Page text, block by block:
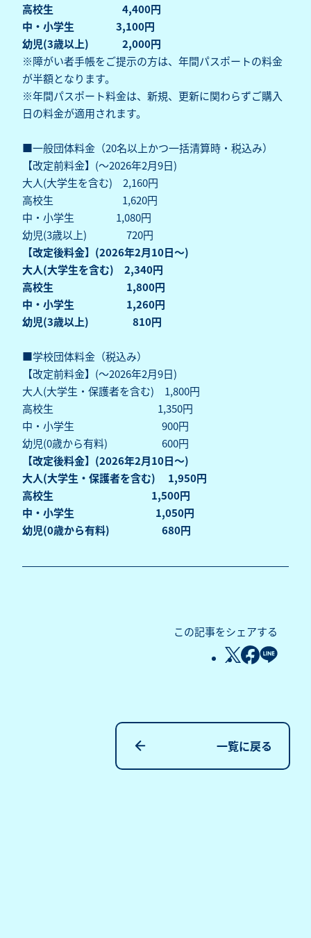
高校生 4,400円
中・小学生 3,100円
幼児(3歳以上) 2,000円
※障がい者手帳をご提示の方は、年間パスポートの料金
が半額となります。
※年間パスポート料金は、新規、更新に関わらずご購入
日の料金が適用されます。
■一般団体料金（20名以上かつ一括清算時・税込み）
【改定前料金】(～2026年2月9日)
大人(大学生を含む) 2,160円
高校生 1,620円
中・小学生 1,080円
幼児(3歳以上) 720円
【改定後料金】(2026年2月10日～)
大人(大学生を含む) 2,340円
高校生 1,800円
中・小学生 1,260円
幼児(3歳以上) 810円
■学校団体料金（税込み）
【改定前料金】(～2026年2月9日)
大人(大学生・保護者を含む) 1,800円
高校生 1,350円
中・小学生 900円
幼児(0歳から有料) 600円
【改定後料金】(2026年2月10日～)
大人(大学生・保護者を含む) 1,950円
高校生 1,500円
中・小学生 1,050円
幼児(0歳から有料) 680円
この記事をシェアする
一覧に戻る